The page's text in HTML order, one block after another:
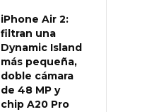
iPhone Air 2:
filtran una
Dynamic Island
más pequeña,
doble cámara
de 48 MP y
chip A20 Pro